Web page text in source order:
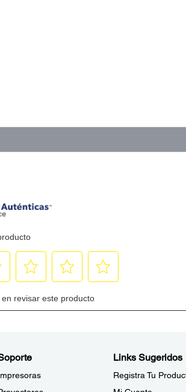
Links Sugeridos
Registra Tu